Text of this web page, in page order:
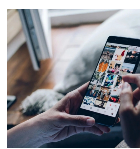
Bóng đá
Lịch thi đấu bóng đá
Thế giới thể thao
eSports
Hậu trường
Tư vấn